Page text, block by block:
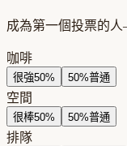
成為第一個投票的人
咖啡
很強50% 50%普通
空間
很棒50% 50%普通
排隊